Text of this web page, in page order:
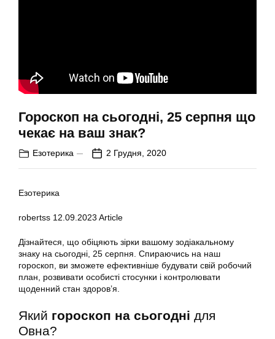
Гороскоп на сьогодні, 25 серпня що
чекає на ваш знак?
Езотерика 2 Грудня, 2020
Езотерика
robertss 12.09.2023 Article
Дізнайтеся, що обіцяють зірки вашому зодіакальному
знаку на сьогодні, 25 серпня. Спираючись на наш
гороскоп, ви зможете ефективніше будувати свій робочий
план, розвивати особисті стосунки і контролювати
щоденний стан здоров’я.
Який гороскоп на сьогодні для
Овна?